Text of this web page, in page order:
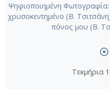
Ψηφιοποιημένη Φωτογραφία:
χρυσοκεντημένο (Β.
πόνος μου (Β.
Τεκμήρια